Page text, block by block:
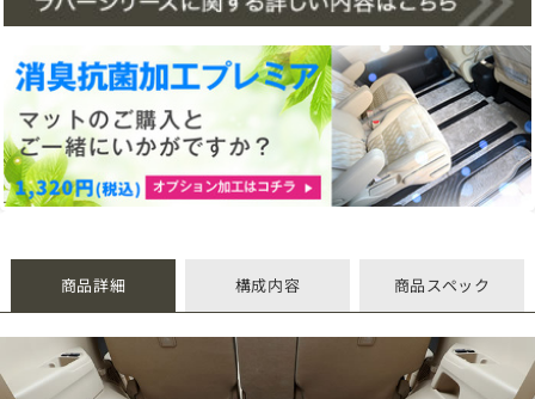
商品詳細 構成内容 商品スペック